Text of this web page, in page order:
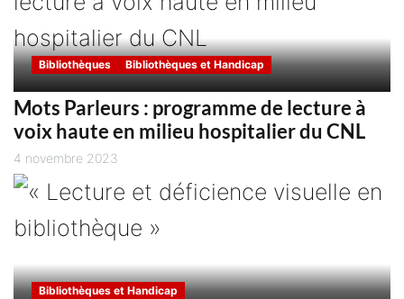
Bibliothèques Bibliothèques et Handicap
Mots Parleurs : programme de lecture à
voix haute en milieu hospitalier du CNL
4 novembre 2023
Bibliothèques et Handicap